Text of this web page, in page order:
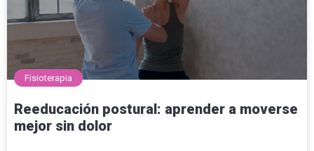
Fisioterapia
Reeducación postural: aprender a moverse
mejor sin dolor